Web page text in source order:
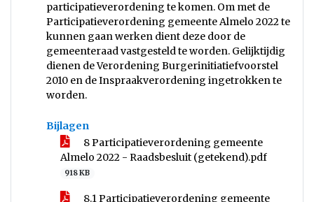
participatieverordening te komen. Om met de
Participatieverordening gemeente Almelo 2022 te
kunnen gaan werken dient deze door de
gemeenteraad vastgesteld te worden. Gelijktijdig
dienen de Verordening Burgerinitiatiefvoorstel
2010 en de Inspraakverordening ingetrokken te
worden.
Bijlagen
8 Participatieverordening gemeente
Almelo 2022 - Raadsbesluit (getekend).pdf
918 KB
8.1 Participatieverordening gemeente